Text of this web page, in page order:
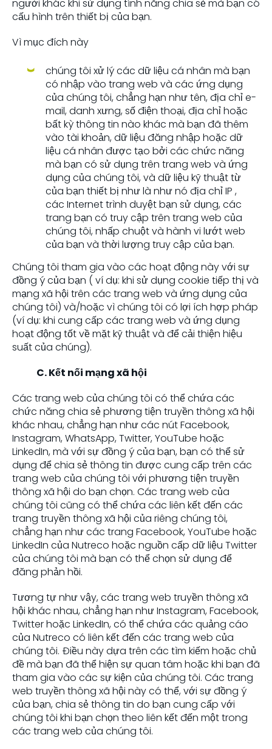
người khác khi sử dụng tính năng chia sẻ mà bạn có
cấu hình trên thiết bị của bạn.
Vì mục đích này
chúng tôi xử lý các dữ liệu cá nhân mà bạn
có nhập vào trang web và các ứng dụng
của chúng tôi, chẳng hạn như tên, địa chỉ e-
mail, danh xưng, số điện thoại, địa chỉ hoặc
bất kỳ thông tin nào khác mà bạn đã thêm
vào tài khoản, dữ liệu đăng nhập hoặc dữ
liệu cá nhân được tạo bởi các chức năng
mà bạn có sử dụng trên trang web và ứng
dụng của chúng tôi, và dữ liệu kỹ thuật từ
của bạn thiết bị như là như nó địa chỉ IP ,
các Internet trình duyệt bạn sử dụng, các
trang bạn có truy cập trên trang web của
chúng tôi, nhấp chuột và hành vi lướt web
của bạn và thời lượng truy cập của bạn.
Chúng tôi tham gia vào các hoạt động này với sự
đồng ý của bạn ( ví dụ: khi sử dụng cookie tiếp thị và
mạng xã hội trên các trang web và ứng dụng của
chúng tôi) và/hoặc vì chúng tôi có lợi ích hợp pháp
(ví dụ: khi cung cấp các trang web và ứng dụng
hoạt động tốt về mặt kỹ thuật và để cải thiện hiệu
suất của chúng).
C. Kết nối mạng xã hội
Các trang web của chúng tôi có thể chứa các
chức năng chia sẻ phương tiện truyền thông xã hội
khác nhau, chẳng hạn như các nút Facebook,
Instagram, WhatsApp, Twitter, YouTube hoặc
LinkedIn, mà với sự đồng ý của bạn, bạn có thể sử
dụng để chia sẻ thông tin được cung cấp trên các
trang web của chúng tôi với phương tiện truyền
thông xã hội do bạn chọn. Các trang web của
chúng tôi cũng có thể chứa các liên kết đến các
trang truyền thông xã hội của riêng chúng tôi,
chẳng hạn như các trang Facebook, YouTube hoặc
LinkedIn của Nutreco hoặc nguồn cấp dữ liệu Twitter
của chúng tôi mà bạn có thể chọn sử dụng để
đăng phản hồi.
Tương tự như vậy, các trang web truyền thông xã
hội khác nhau, chẳng hạn như Instagram, Facebook,
Twitter hoặc LinkedIn, có thể chứa các quảng cáo
của Nutreco có liên kết đến các trang web của
chúng tôi. Điều này dựa trên các tìm kiếm hoặc chủ
đề mà bạn đã thể hiện sự quan tâm hoặc khi bạn đã
tham gia vào các sự kiện của chúng tôi. Các trang
web truyền thông xã hội này có thể, với sự đồng ý
của bạn, chia sẻ thông tin do bạn cung cấp với
chúng tôi khi bạn chọn theo liên kết đến một trong
các trang web của chúng tôi.